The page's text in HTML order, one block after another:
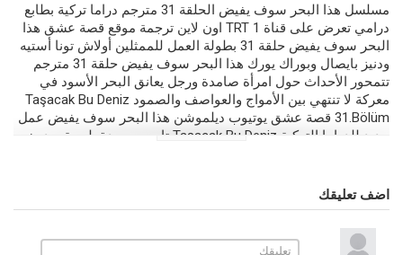
مسلسل هذا البحر سوف يفيض الحلقة 31 مترجم دراما تركية بطابع
درامي تعرض على قناة TRT 1 اون لاين ترجمة موقع قصة عشق هذا
البحر سوف يفيض حلقة 31 بطولة العمل للممثلين أولاش تونا أستيه
ودنيز بايصال وبوراك يورك هذا البحر سوف يفيض حلقة 31 مترجم
تتمحور الأحداث حول امرأة صامدة ورجل يعانق البحر الأسود في
معركة لا تنتهي بين الأمواج والعواصف والصمود Taşacak Bu Deniz
31.Bölüm قصة عشق يوتيوب ديلموشن هذا البحر سوف يفيض عمل
جديد للدراما التركية Taşacak Bu Deniz تابعوه بجودة بلورية وبدون
التصنيف
مسلسلات تركية 2025
الكلمات الدلالية
هذا البحر سوف يفيض , هذا البحر سوف يفيض 31
اضف تعليقك